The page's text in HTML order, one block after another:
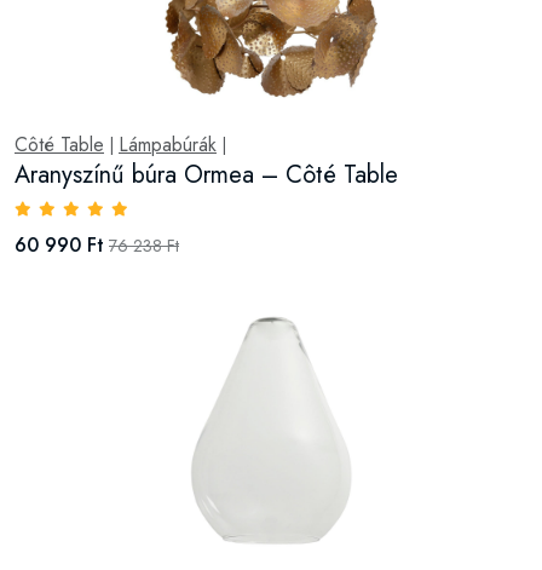
Côté Table Lámpabúrák
Aranyszínű búra Ormea – Côté Table
60 990 Ft 76 238 Ft